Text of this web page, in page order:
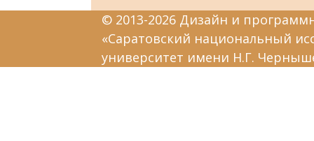
© 2013-2026 Дизайн и
«Саратовский национальный
университет имени Н.Г.